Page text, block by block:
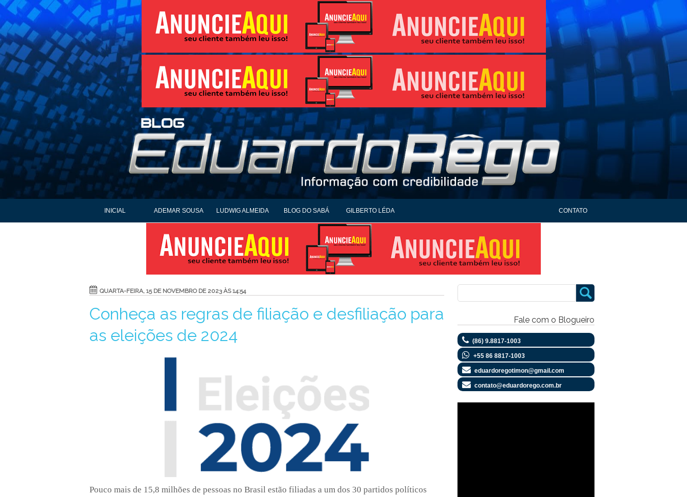
INICIAL ADEMAR SOUSA LUDWIG ALMEIDA BLOG DO SABÁ GILBERTO LÉDA CONTATO
QUARTA-FEIRA, 15 DE NOVEMBRO DE 2023 ÀS 14:54
Conheça as regras de filiação e desfiliação para
as eleições de 2024
Pouco mais de 15,8 milhões de pessoas no Brasil estão filiadas a um dos 30 partidos políticos
Fale com o Blogueiro
(86) 9.8817-1003
+55 86 8817-1003
eduardoregotimon@gmail.com
contato@eduardorego.com.br